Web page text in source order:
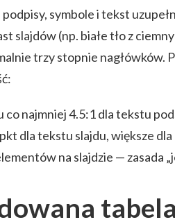
symbole i tekst
slajdów (np. białe tło z
trzy stopnie nagłówków.
co najmniej 4.5:1 dla tekstu
dla tekstu slajdu, większe dla
na slajdzie — zasada